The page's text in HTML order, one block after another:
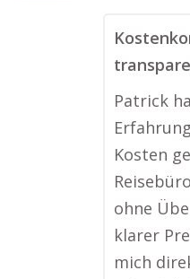
Patrick
Kosten
ohne
klarer
mich